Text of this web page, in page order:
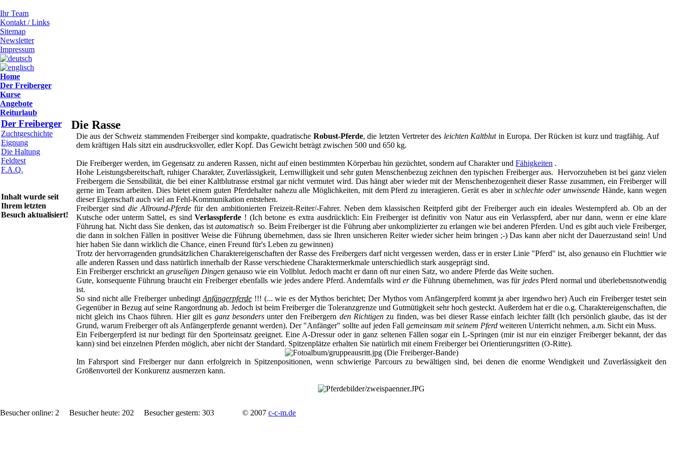
Ihr Team
Kontakt / Links
Sitemap
Newsletter
Impressum
Home
Der Freiberger
Kurse
Angebote
Reiturlaub
Der Freiberger
Zuchtgeschichte
Eignung
Die Haltung
Feldtest
F.A.Q.
Inhalt wurde seit
Ihrem letzten
Besuch aktualisiert!
Die Rasse
Die aus der Schweiz stammenden Freiberger sind kompakte, quadratische Robust-Pferde, die letzten Vertreter des leichten Kaltblutin Europa. Der Rücken ist kurz und tragfähig. Auf
dem kräftigen Hals sitzt ein ausdrucksvoller, edler Kopf. Das Gewicht beträgt zwischen 500 und 650 kg.
Die Freiberger werden, im Gegensatz zu anderen Rassen, nicht auf einen bestimmten Körperbau hin gezüchtet, sondern auf Charakter und Fähigkeiten .
Hohe Leistungsbereitschaft, ruhiger Charakter, Zuverlässigkeit, Lernwilligkeit und sehr guten Menschenbezug zeichnen den typischen Freiberger aus. Hervorzuheben ist bei ganz vielen
Freibergern die Sensibilität, die bei einer Kaltblutrasse erstmal gar nicht vermutet wird. Das hängt aber wieder mit der Menschenbezogenheit dieser Rasse zusammen, ein Freiberger will
gerne im Team arbeiten. Dies bietet einem guten Pferdehalter nahezu alle Möglichkeiten, mit dem Pferd zu interagieren. Gerät es aber inschlechte oder unwissendeHände, kann wegen
dieser Eigenschaft auch viel an Fehl-Kommunikation entstehen.
Freiberger sinddie Allround-Pferde für den ambitionierten Freizeit-Reiter/-Fahrer. Neben dem klassischen Reitpferd gibt der Freiberger auch ein ideales Westernpferd ab. Ob an der
Kutsche oder unterm Sattel, es sindVerlasspferde ! (Ich betone es extra ausdrücklich: Ein Freiberger ist definitiv von Natur aus ein Verlasspferd, aber nur dann, wenn er eine klare
Führung hat. Nicht dass Sie denken, das ist automatischso. Beim Freiberger ist die Führung aber unkomplizierter zu erlangen wie bei anderen Pferden. Und es gibt auch viele Freiberger,
die dann in solchen Fällen in positiver Weise die Führung übernehmen, dass sie Ihren unsicheren Reiter wieder sicher heim bringen ;-) Das kann aber nicht der Dauerzustand sein! Und
hier haben Sie dann wirklich die Chance, einen Freund für's Leben zu gewinnen)
Trotz der hervorragenden grundsätzlichen Charaktereigenschaften der Rasse des Freibergers darf nicht vergessen werden, dass er in erster Linie "Pferd" ist, also genauso ein Fluchttier wie
alle anderen Rassen und dass natürlich innerhalb der Rasse verschiedene Charaktermerkmale unterschiedlich stark ausgeprägt sind.
Ein Freiberger erschrickt an gruseligen Dingen genauso wie ein Vollblut. Jedoch macht er dann oft nur einen Satz, wo andere Pferde das Weite suchen.
Gute, konsequente Führung braucht ein Freiberger ebenfalls wie jedes andere Pferd. Andernfalls wirderdie Führung übernehmen, was für jedesPferd normal und überlebensnotwendig
ist.
So sind nicht alle Freiberger unbedingtAnfängerpferde !!! (... wie es der Mythos berichtet; Der Mythos vom Anfängerpferd kommt ja aber irgendwo her) Auch ein Freiberger testet sein
Gegenüber in Bezug auf seine Rangordnung ab. Jedoch ist beim Freiberger die Toleranzgrenze und Gutmütigkeit sehr hoch gesteckt. Außerdem hat er die o.g. Charaktereigenschaften, die
nicht gleich ins Chaos führen. Hier gilt es ganz besonders unter den Freibergern den Richtigenzu finden, was bei dieser Rasse einfach leichter fällt (Ich persönlich glaube, das ist der
Grund, warum Freiberger oft als Anfängerpferde genannt werden). Der "Anfänger" sollte auf jeden Fall gemeinsam mit seinem Pferd weiteren Unterricht nehmen, a.m. Sicht ein Muss.
Ein Feibergerpferd ist nur bedingt für den Sporteinsatz geeignet. Eine A-Dressur oder in ganz seltenen Fällen sogar ein L-Springen (mir ist nur ein einziger Freiberger bekannt, der das
kann) sind bei einzelnen Pferden möglich, aber nicht der Standard. Spitzenplätze erhalten Sie natürlich mit einem Freiberger bei Orientierungsritten (O-Ritte).
Im Fahrsport sind Freiberger nur dann erfolgreich in Spitzenpositionen, wenn schwierige Parcours zu bewältigen sind, bei denen die enorme Wendigkeit und Zuverlässigkeit den
Größenvorteil der Konkurenz ausmerzen kann.
Besucher online: 2 Besucher heute: 202 Besucher gestern: 303 © 2007 c-c-m.de